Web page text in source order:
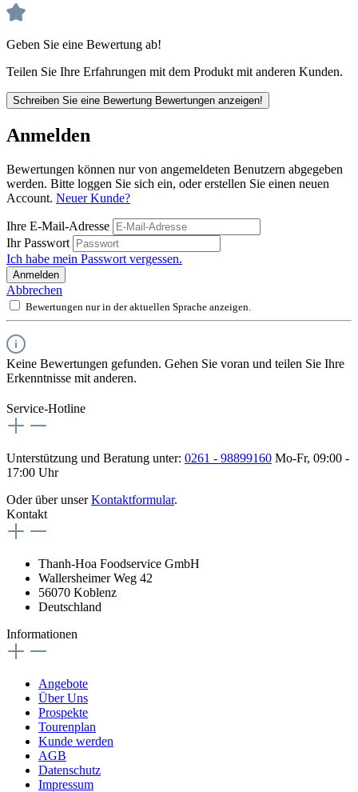
Geben Sie eine Bewertung ab!
Teilen Sie Ihre Erfahrungen mit dem Produkt mit anderen Kunden.
Schreiben Sie eine Bewertung Bewertungen anzeigen!
Anmelden
Bewertungen können nur von angemeldeten Benutzern abgegeben
werden. Bitte loggen Sie sich ein, oder erstellen Sie einen neuen
Account. Neuer Kunde?
Ihre E-Mail-Adresse
Ihr Passwort
Ich habe mein Passwort vergessen.
Anmelden
Abbrechen
Bewertungen nur in der aktuellen Sprache anzeigen.
Keine Bewertungen gefunden. Gehen Sie voran und teilen Sie Ihre
Erkenntnisse mit anderen.
Service-Hotline
Unterstützung und Beratung unter: 0261 - 98899160 Mo-Fr, 09:00 -
17:00 Uhr
Oder über unserKontaktformular.
Kontakt
Thanh-Hoa Foodservice GmbH
Wallersheimer Weg 42
56070 Koblenz
Deutschland
Informationen
Angebote
Über Uns
Prospekte
Tourenplan
Kunde werden
AGB
Datenschutz
Impressum